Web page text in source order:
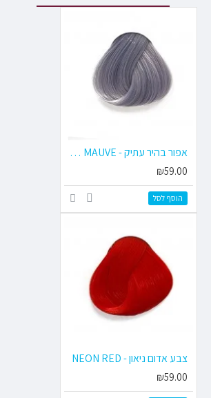
אפור בהיר עתיק - ANTIQUE MAUVE
₪59.00
הוסף לסל
צבע אדום ניאון - NEON RED
₪59.00